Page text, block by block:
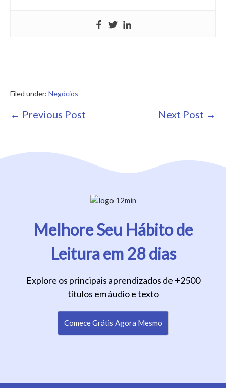
Filed under: Negócios
Post
← Previous Post Next Post →
Melhore Seu Hábito de
Leitura em 28 dias
Explore os principais aprendizados de +2500
títulos em áudio e texto
Comece Grátis Agora Mesmo